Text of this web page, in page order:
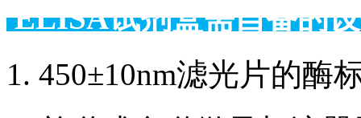
ELISA试剂盒需自备的
1. 450±10nm滤光片的酶